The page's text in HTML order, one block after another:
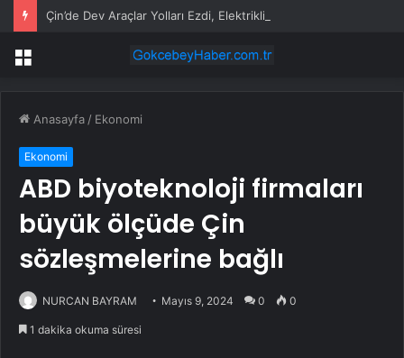
Menü
Anasayfa / Ekonomi
Ekonomi
ABD biyoteknoloji firmaları
büyük ölçüde Çin
sözleşmelerine bağlı
NURCAN BAYRAM Mayıs 9, 2024 0 0
1 dakika okuma süresi